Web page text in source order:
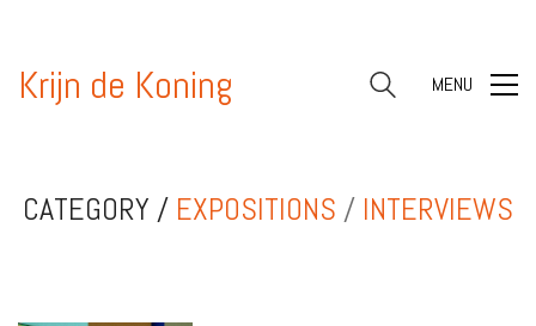
Krijn de Koning MENU
CATEGORY / EXPOSITIONS / INTERVIEWS